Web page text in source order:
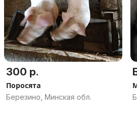
300 р.
Поросята
Березино, Минская обл.